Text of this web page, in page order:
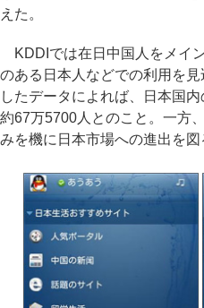
えた。
KDDIでは在日中国人をメイ
のある日本人などでの利用を
したデータによれば、日本国
約67万5700人とのこと。一方
みを機に日本市場への進出を図